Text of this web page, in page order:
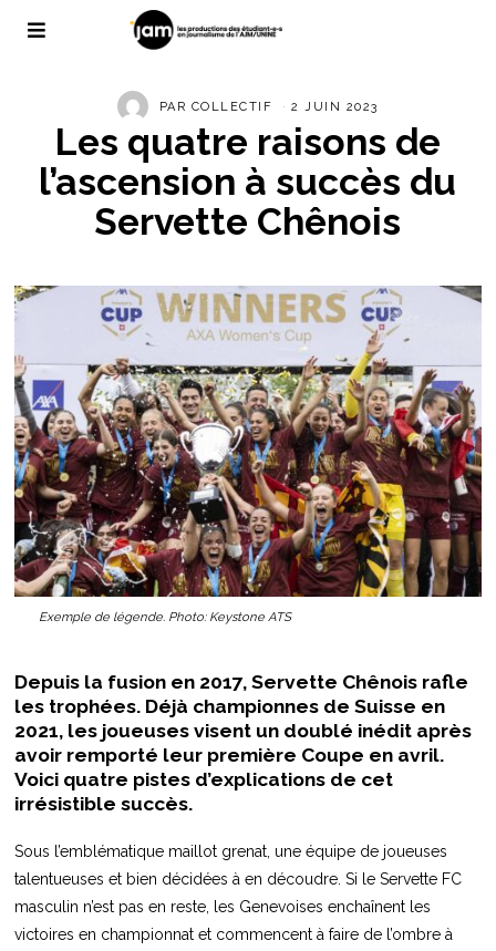
PAR COLLECTIF 2 JUIN 2023
Les quatre raisons de
l’ascension à succès du
Servette Chênois
Exemple de légende. Photo: Keystone ATS
Depuis la fusion en 2017, Servette Chênois rafle
les trophées. Déjà championnes de Suisse en
2021, les joueuses visent un doublé inédit après
avoir remporté leur première Coupe en avril.
Voici quatre pistes d’explications de cet
irrésistible succès.
Sous l’emblématique maillot grenat, une équipe de joueuses
talentueuses et bien décidées à en découdre. Si le Servette FC
masculin n’est pas en reste, les Genevoises enchaînent les
victoires en championnat et commencent à faire de l’ombre à